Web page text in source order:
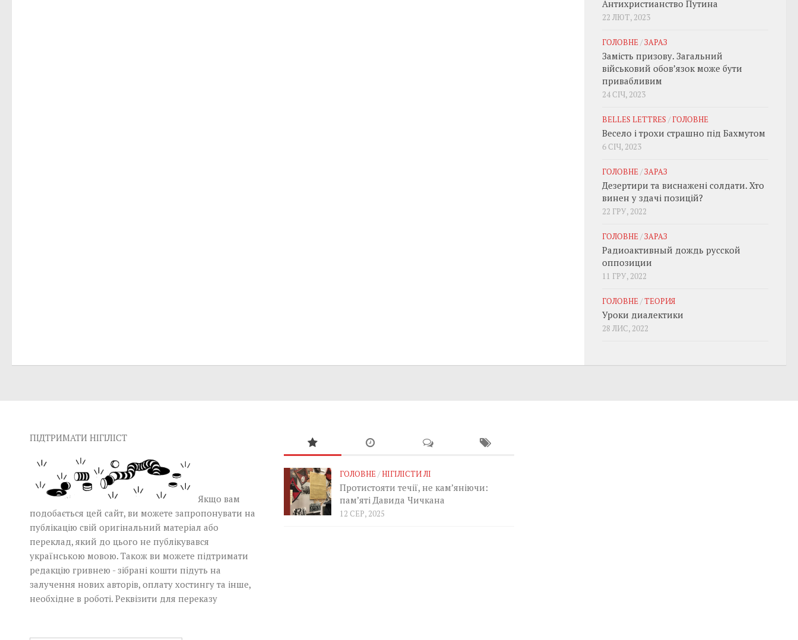
Антихристианство Путина
22 ЛЮТ, 2023
ГОЛОВНЕ/ЗАРАЗ
Замість призову. Загальний
військовий обовʼязок може бути
привабливим
24 СІЧ, 2023
BELLES LETTRES /ГОЛОВНЕ
Весело і трохи страшно під Бахмутом
6 СІЧ, 2023
ГОЛОВНЕ/ЗАРАЗ
Дезертири та виснажені солдати. Хто
винен у здачі позицій?
22 ГРУ, 2022
ГОЛОВНЕ/ЗАРАЗ
Радиоактивный дождь русской
оппозиции
11 ГРУ, 2022
ГОЛОВНЕ/ТЕОРИЯ
Уроки диалектики
28 ЛИС, 2022
ПІДТРИМАТИ НІГІЛІСТ
Якщо вам
подобається цей сайт, ви можете запропонувати на
публікацію свій оригінальний матеріал або
переклад, який до цього не публікувався
українською мовою. Також ви можете підтримати
редакцію гривнею - зібрані кошти підуть на
залучення нових авторів, оплату хостингу та інше,
необхідне в роботі. Реквізити для переказу
ГОЛОВНЕ/НІГІЛІСТИ ЛІ
Протистояти течії, не кам’яніючи:
пам’яті Давида Чичкана
12 СЕР, 2025